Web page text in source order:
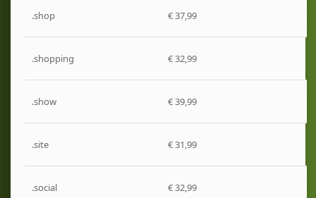
.shop € 37,99
.shopping € 32,99
.show € 39,99
.site € 31,99
.social € 32,99